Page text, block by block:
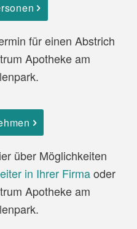
für einen Abstrich
Apotheke am
über Möglichkeiten
in Ihrer Firmaoder
Apotheke am